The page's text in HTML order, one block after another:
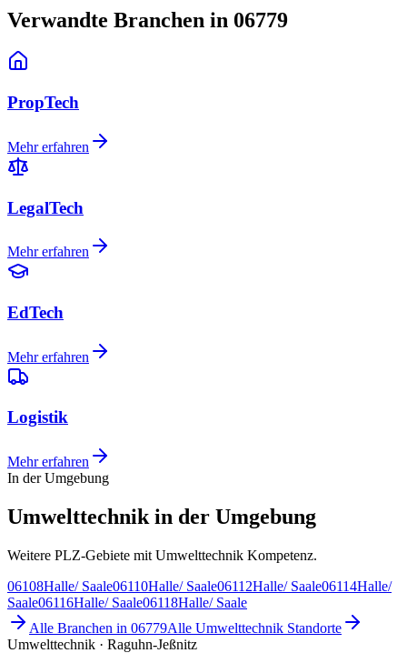
Verwandte Branchen in 06779
PropTech
Mehr erfahren
LegalTech
Mehr erfahren
EdTech
Mehr erfahren
Logistik
Mehr erfahren
In der Umgebung
Umwelttechnik in der Umgebung
Weitere PLZ-Gebiete mit Umwelttechnik Kompetenz.
06108Halle/ Saale06110Halle/ Saale06112Halle/ Saale06114Halle/
Saale06116Halle/ Saale06118Halle/ Saale
Alle Branchen in 06779Alle Umwelttechnik Standorte
Umwelttechnik · Raguhn-Jeßnitz